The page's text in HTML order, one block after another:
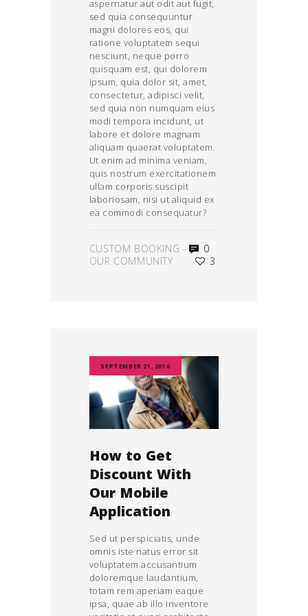
aspernatur aut odit aut fugit,
sed quia consequuntur
magni dolores eos, qui
ratione voluptatem sequi
nesciunt, neque porro
quisquam est, qui dolorem
ipsum, quia dolor sit, amet,
consectetur, adipisci velit,
sed quia non numquam eius
modi tempora incidunt, ut
labore et dolore magnam
aliquam quaerat voluptatem.
Ut enim ad minima veniam,
quis nostrum exercitationem
ullam corporis suscipit
laboriosam, nisi ut aliquid ex
ea commodi consequatur?
CUSTOM BOOKING -
OUR COMMUNITY
0
3
SEPTEMBER 21, 2016
How to Get
Discount With
Our Mobile
Application
Sed ut perspiciatis, unde
omnis iste natus error sit
voluptatem accusantium
doloremque laudantium,
totam rem aperiam eaque
ipsa, quae ab illo inventore